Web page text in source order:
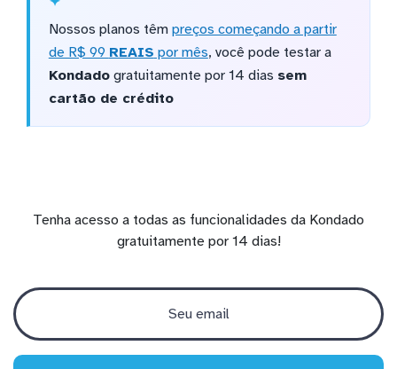
Nossos planos têm preços começando a partir
de R$ 99 REAIS por mês, você pode testar a
Kondadogratuitamente por 14 dias sem
cartão de crédito
Tenha acesso a todas as funcionalidades da Kondado
gratuitamente por 14 dias!